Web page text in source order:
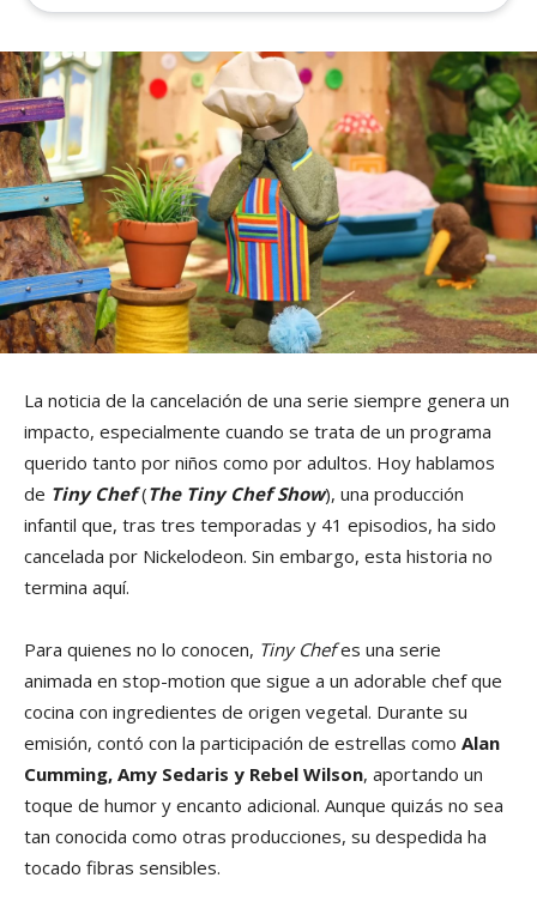
La noticia de la cancelación de una serie siempre genera un
impacto, especialmente cuando se trata de un programa
querido tanto por niños como por adultos. Hoy hablamos
de Tiny Chef(The Tiny Chef Show), una producción
infantil que, tras tres temporadas y 41 episodios, ha sido
cancelada por Nickelodeon. Sin embargo, esta historia no
termina aquí.
Para quienes no lo conocen, Tiny Chefes una serie
animada en stop-motion que sigue a un adorable chef que
cocina con ingredientes de origen vegetal. Durante su
emisión, contó con la participación de estrellas como Alan
Cumming, Amy Sedaris y Rebel Wilson, aportando un
toque de humor y encanto adicional. Aunque quizás no sea
tan conocida como otras producciones, su despedida ha
tocado fibras sensibles.